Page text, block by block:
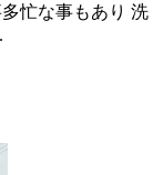
忙な事もあり 洗